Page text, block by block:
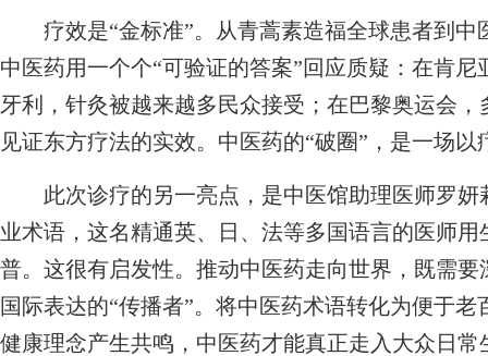
疗效是“金标准”。从青蒿素造福全球患者到中
中医药用一个个“可验证的答案”回应质疑：在肯
牙利，针灸被越来越多民众接受；在巴黎奥运会
见证东方疗法的实效。中医药的“破圈”，是一场
此次诊疗的另一亮点，是中医馆助理医师罗妍
业术语，这名精通英、日、法等多国语言的医师
普。这很有启发性。推动中医药走向世界，既需
国际表达的“传播者”。将中医药术语转化为便于
健康理念产生共鸣，中医药才能真正走入大众日常